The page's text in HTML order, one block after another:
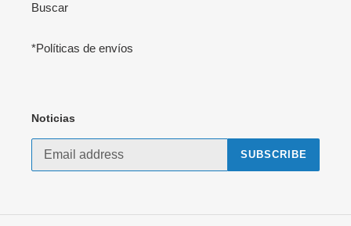
Buscar
*Políticas de envíos
Noticias
SUBSCRIBE